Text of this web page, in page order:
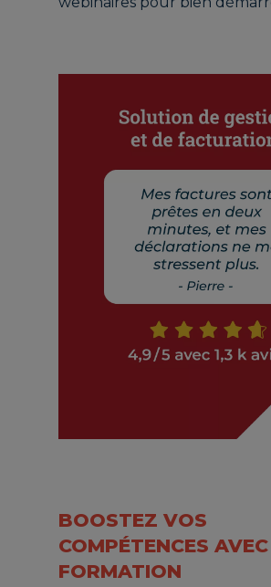
BOOSTEZ VOS
COMPÉTENCES
FORMATION